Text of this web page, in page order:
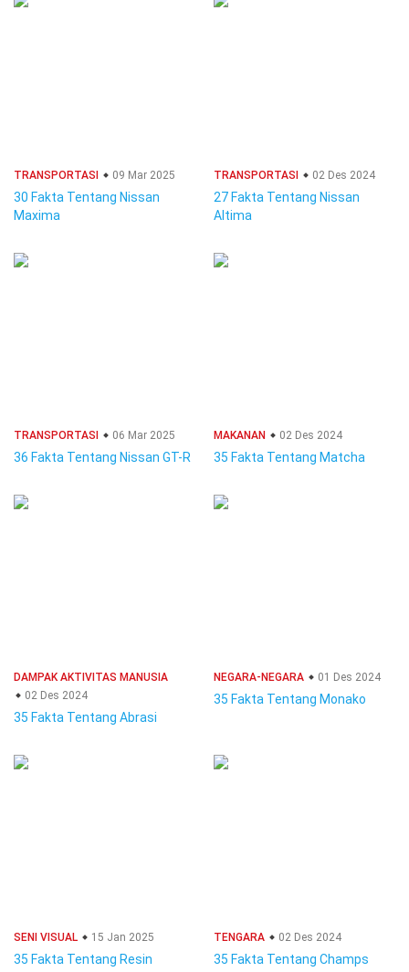
TRANSPORTASI 09 Mar 2025
30 Fakta Tentang Nissan
Maxima
TRANSPORTASI 02 Des 2024
27 Fakta Tentang Nissan
Altima
TRANSPORTASI 06 Mar 2025
36 Fakta Tentang Nissan GT-R
MAKANAN 02 Des 2024
35 Fakta Tentang Matcha
DAMPAK AKTIVITAS MANUSIA
02 Des 2024
35 Fakta Tentang Abrasi
NEGARA-NEGARA 01 Des 2024
35 Fakta Tentang Monako
SENI VISUAL 15 Jan 2025
35 Fakta Tentang Resin
TENGARA 02 Des 2024
35 Fakta Tentang Champs